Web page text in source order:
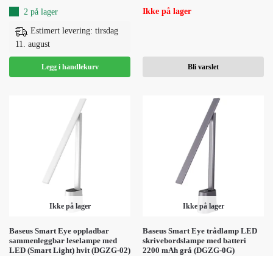
2 på lager
Estimert levering: tirsdag
11. august
Legg i handlekurv
Ikke på lager
Bli varslet
Ikke på lager
Baseus Smart Eye oppladbar
sammenleggbar leselampe med
LED (Smart Light) hvit (DGZG-02)
Ikke på lager
Baseus Smart Eye trådlamp LED
skrivebordslampe med batteri
2200 mAh grå (DGZG-0G)